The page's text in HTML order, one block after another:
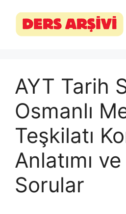
AYT Tarih
Osmanlı
Teşkilatı
Anlatımı
Sorular